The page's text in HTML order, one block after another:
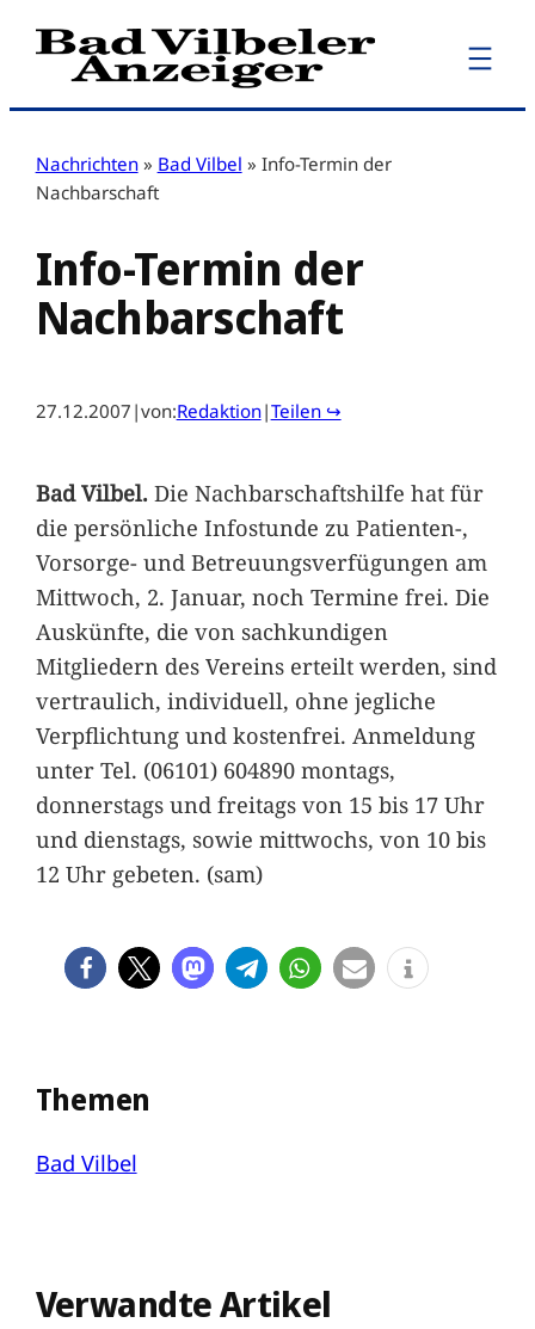
Zum
Inhalt
Nachrichten » Bad Vilbel » Info-Termin der
Nachbarschaft
Info-Termin der
Nachbarschaft
27.12.2007 |von:Redaktion|Teilen ↪
Bad Vilbel.Die Nachbarschaftshilfe hat für
die persönliche Infostunde zu Patienten-,
Vorsorge- und Betreuungsverfügungen am
Mittwoch, 2. Januar, noch Termine frei. Die
Auskünfte, die von sachkundigen
Mitgliedern des Vereins erteilt werden, sind
vertraulich, individuell, ohne jegliche
Verpflichtung und kostenfrei. Anmeldung
unter Tel. (06101) 604890 montags,
donnerstags und freitags von 15 bis 17 Uhr
und dienstags, sowie mittwochs, von 10 bis
12 Uhr gebeten. (sam)
Themen
Bad Vilbel
Verwandte Artikel